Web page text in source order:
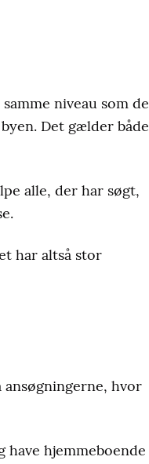
niveau som de
Det gælder både
alle, der har søgt,
har altså stor
hvor
hjemmeboende